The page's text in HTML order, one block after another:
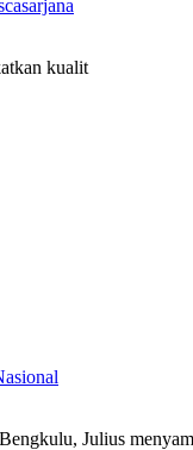
kualit
Julius